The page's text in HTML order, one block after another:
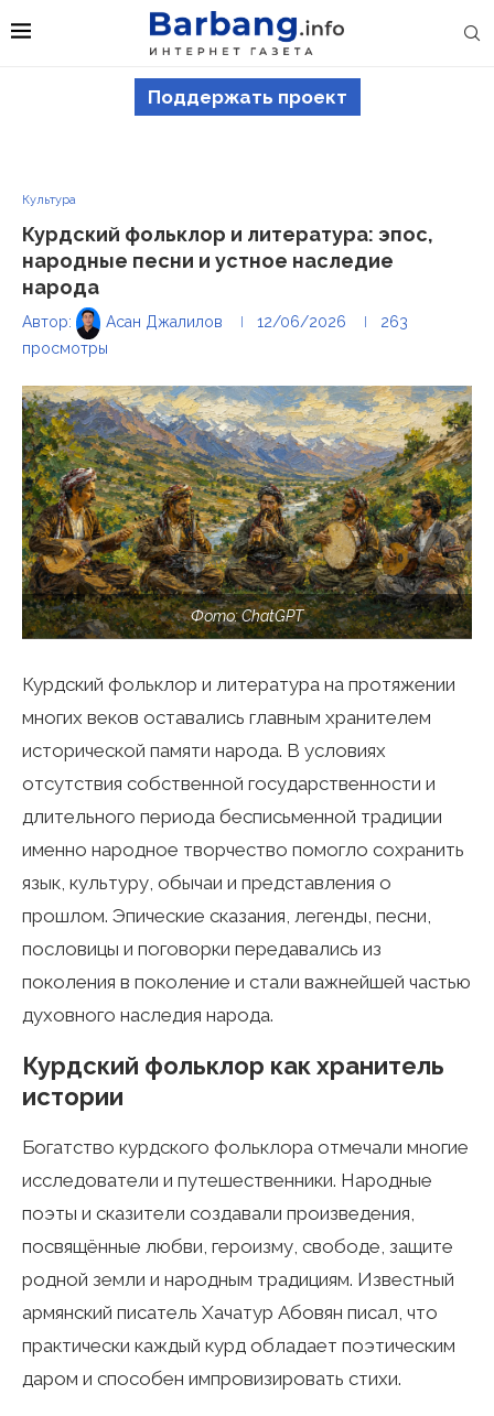
Поддержать проект
Культура
Курдский фольклор и литература: эпос,
народные песни и устное наследие
народа
Автор: Асан Джалилов 12/06/2026
263
просмотры
Фото: ChatGPT
Курдский фольклор и литература на протяжении
многих веков оставались главным хранителем
исторической памяти народа. В условиях
отсутствия собственной государственности и
длительного периода бесписьменной традиции
именно народное творчество помогло сохранить
язык, культуру, обычаи и представления о
прошлом. Эпические сказания, легенды, песни,
пословицы и поговорки передавались из
поколения в поколение и стали важнейшей частью
духовного наследия народа.
Курдский фольклор как хранитель
истории
Богатство курдского фольклора отмечали многие
исследователи и путешественники. Народные
поэты и сказители создавали произведения,
посвящённые любви, героизму, свободе, защите
родной земли и народным традициям. Известный
армянский писатель Хачатур Абовян писал, что
практически каждый курд обладает поэтическим
даром и способен импровизировать стихи.